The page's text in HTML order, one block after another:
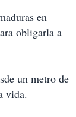
en
obligarla a
un metro de
vida.